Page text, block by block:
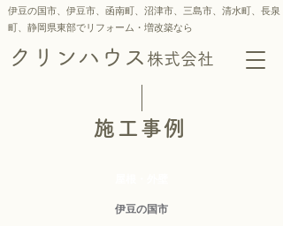
伊豆の国市、伊豆市、函南町、沼津市、三島市、 清水町、 長泉
町、静岡県東部でリフォーム・増改築なら
クリンハウス 株式会社
施工事例
伊豆の国市